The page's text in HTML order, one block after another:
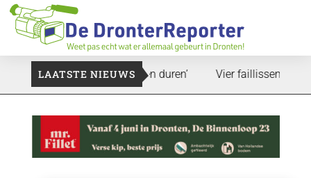
LAATSTE NIEUWS
zal ook nog wel even duren’ Vier faillissementen in